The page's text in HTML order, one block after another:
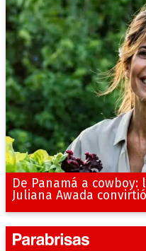
De Panamá a cowboy:
Juliana Awada